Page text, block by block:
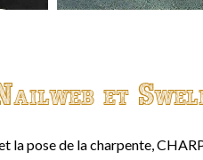
et
la pose de la charpente,